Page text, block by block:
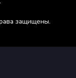
защищены.